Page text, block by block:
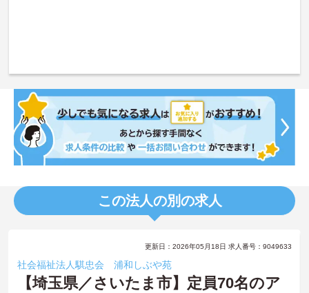
この法人の別の求人
更新日：2026年05月18日 求人番号：9049633
社会福祉法人騏忠会 浦和しぶや苑
【埼玉県／さいたま市】定員70名のア